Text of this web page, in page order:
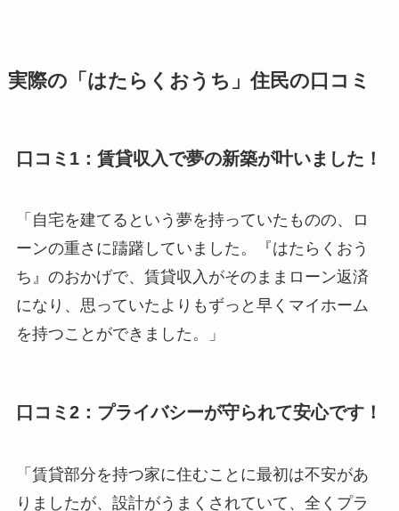
実際の「はたらくおうち」住民の口コミ
口コミ1：賃貸収入で夢の新築が叶いました！
「自宅を建てるという夢を持っていたものの、ロ
ーンの重さに躊躇していました。『はたらくおう
ち』のおかげで、賃貸収入がそのままローン返済
になり、思っていたよりもずっと早くマイホーム
を持つことができました。」
口コミ2：プライバシーが守られて安心です！
「賃貸部分を持つ家に住むことに最初は不安があ
りましたが、設計がうまくされていて、全くプラ